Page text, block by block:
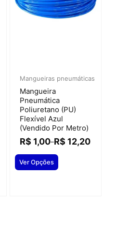
Mangueiras pneumáticas
Mangueira
Pneumática
Poliuretano (PU)
Flexível Azul
(vendido Por Metro)
R$ 1,00–R$ 12,20
Ver Opções